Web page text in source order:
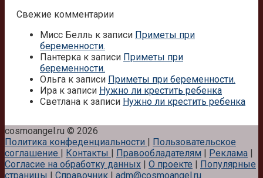
Свежие комментарии
Мисс Белль к записи Приметы при
беременности.
Пантерка к записи Приметы при
беременности.
Ольга к записи Приметы при беременности.
Ира к записи Нужно ли крестить ребенка
Светлана к записи Нужно ли крестить ребенка
cosmoangel.ru © 2026
Политика конфеденциальности | Пользовательское
соглашение | Контакты | Правообладателям | Реклама |
Согласие на обработку данных | О проекте | Популярные
страницы | Справочник | adm@cosmoangel.ru